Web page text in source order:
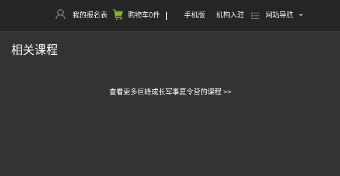
我的报名表 购物车0件 手机版 机构入驻 网站导航
相关课程
查看更多巨峰成长军事夏令营的课程 >>